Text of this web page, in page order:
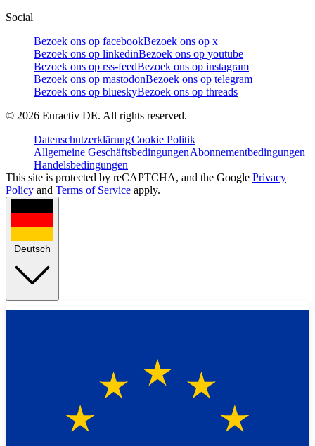
Social
Bezoek ons op facebookBezoek ons op x
Bezoek ons op linkedinBezoek ons op youtube
Bezoek ons op rss-feedBezoek ons op instagram
Bezoek ons op mastodonBezoek ons op telegram
Bezoek ons op blueskyBezoek ons op threads
© 2026 Euractiv DE. All rights reserved.
DatenschutzerklärungCookie Politik
Allgemeine GeschäftsbedingungenAbonnementbedingungen
Handelsbedingungen
This site is protected by reCAPTCHA, and the Google Privacy
Policy and Terms of Service apply.
Deutsch